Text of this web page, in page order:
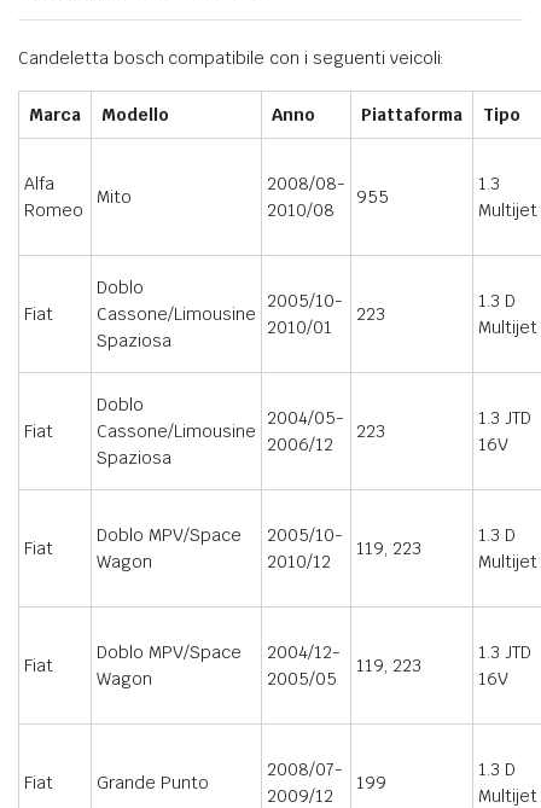
Candeletta bosch compatibile con i seguenti veicoli:
Marca Modello Anno Piattaforma Tipo
Alfa
Romeo
Mito
2008/08-
2010/08
955
1.3
Multijet
Fiat
Doblo
Cassone/Limousine
Spaziosa
2005/10-
2010/01
223
1.3 D
Multijet
Fiat
Doblo
Cassone/Limousine
Spaziosa
2004/05-
2006/12
223
1.3 JTD
16V
Fiat
Doblo MPV/Space
Wagon
2005/10-
2010/12
119, 223
1.3 D
Multijet
Fiat
Doblo MPV/Space
Wagon
2004/12-
2005/05
119, 223
1.3 JTD
16V
Fiat Grande Punto
2008/07-
2009/12
199
1.3 D
Multijet